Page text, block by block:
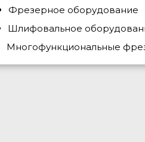
Фрезерное оборудование
Шлифовальное
Многофункциональные